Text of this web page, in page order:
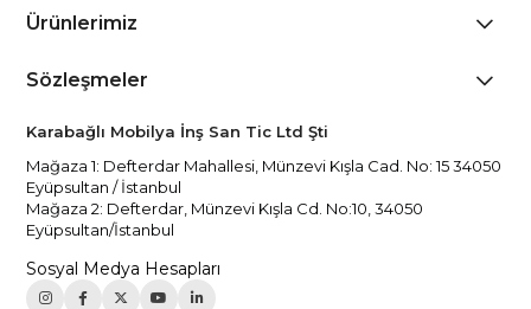
Ürünlerimiz
Sözleşmeler
Karabağlı Mobilya İnş San Tic Ltd Şti
Mağaza 1: Defterdar Mahallesi, Münzevi Kışla Cad. No: 15 34050
Eyüpsultan / İstanbul
Mağaza 2: Defterdar, Münzevi Kışla Cd. No:10, 34050
Eyüpsultan/İstanbul
Sosyal Medya Hesapları